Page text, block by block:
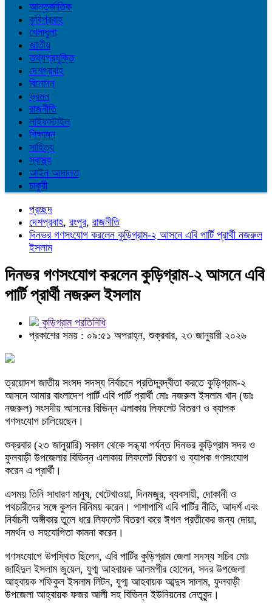
আন্তর্জাতিক
কৃষিপ্রবাহ
খেলাধুলা
জাতীয়
তথ্যপ্রযুক্তি
দেশপ্রবাহ
বিনোদন
ভ্রমন
রাজনীতি
লাইফস্টাইল
শিক্ষাঙ্গন
সাহিত্য
স্বাস্থ্য
আইন আদালত
চাকুরী
প্রচ্ছদ
দেশপ্রবাহ, রংপুর, রাজনীতি
দিনভর গণসংযোগ করলেন কুড়িগ্রাম-২ আসনে এবি পার্টি প্রার্থী নজরুল
ইসলাম
দিনভর গণসংযোগ করলেন কুড়িগ্রাম-২ আসনে এবি
পার্টি প্রার্থী নজরুল ইসলাম
কুড়িগ্রাম প্রতিনিধি
প্রকাশের সময় : ০৯:৫১ অপরাহ্ন, শুক্রবার, ২৩ জানুয়ারী ২০২৬
ত্রয়োদশ জাতীয় সংসদ সদস্য নির্বাচনে প্রতিদ্বন্দ্বীতা করতে কুড়িগ্রাম-২
আসনে আমার বাংলাদেশ পার্টি এবি পার্টি প্রার্থী মোঃ নজরুল ইসলাম খান (ডাঃ
নজরুল) সংসদীয় আসনের বিভিন্ন এলাকায় লিফলেট বিতরণ ও ব্যাপক
গণসংযোগ চালিয়েছেন।
শুক্রবার (২৩ জানুয়ারি) সকাল থেকে সন্ধ্যা পর্যন্ত দিনভর কুড়িগ্রাম সদর ও
ফুলবাড়ী উপজেলার বিভিন্ন এলাকায় লিফলেট বিতরণ ও ব্যাপক গণসংযোগ
করেন এ প্রার্থী।
এসময় তিনি সাধারণ মানুষ, খেটেখাওয়া, দিনমজুর, ব্যবসায়ী, দোকানী ও
পথচারীদের সঙ্গে কুশল বিনিময় করেন। পাশাপাশি এবি পার্টির নীতি, আদর্শ এবং
নির্বাচনী অঙ্গীকার তুলে ধরে লিফলেট বিতরণ করে ঈগল প্রতীকের জন্য দোয়া,
সমর্থন ও সহযোগিতা কামনা করেন।
গণসংযোগে উপস্থিত ছিলেন, এবি পার্টির কুড়িগ্রাম জেলা সদস্য সচিব মোঃ
জাহিদুল ইসলাম জুয়েল, যুগ্ম আহবায়ক আলমগীর হোসেন, সদর উপজেলা
আহ্বায়ক শফিকুল ইসলাম লিটন, যুগ্ম আহবায়ক আব্দুস সালাম, ফুলবাড়ী
উপজেলা আহ্বায়ক ফজর আলী সহ বিভিন্ন ইউনিয়নের নেতৃবৃন্দ।